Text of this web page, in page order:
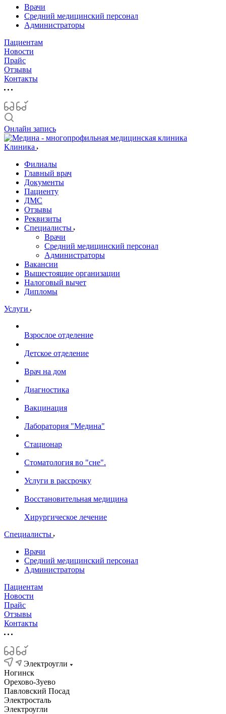
Врачи
Средний медицинский персонал
Администраторы
Пациентам
Новости
Прайс
Отзывы
Контакты
Онлайн запись
Клиника
Филиалы
Главный врач
Документы
Пациенту
ДМС
Отзывы
Реквизиты
Специалисты
Врачи
Средний медицинский персонал
Администраторы
Вакансии
Вышестоящие организации
Налоговый вычет
Дипломы
Услуги
Взрослое отделение
Детское отделение
Врач на дом
Диагностика
Вакцинация
Лаборатория "Медина"
Стационар
Стоматология во "сне".
Услуги в рассрочку
Восстановительная медицина
Хирургическое лечение
Специалисты
Врачи
Средний медицинский персонал
Администраторы
Пациентам
Новости
Прайс
Отзывы
Контакты
Электроугли
Ногинск
Орехово-Зуево
Павловский Посад
Электросталь
Электроугли